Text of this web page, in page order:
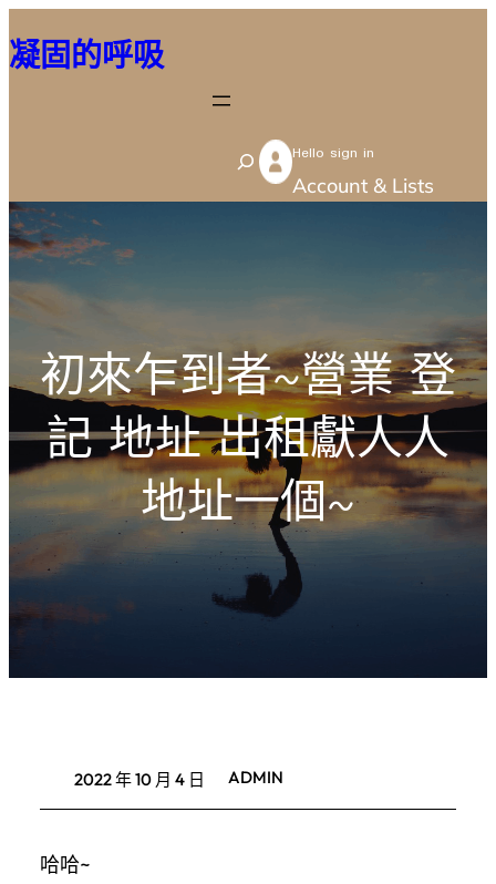
至
容
凝固的呼吸
S
e
Hello sign in
Account & Lists
初來乍到者~營業 登
記 地址 出租獻人人
地址一個~
2022 年 10 月 4 日 ADMIN
哈哈~